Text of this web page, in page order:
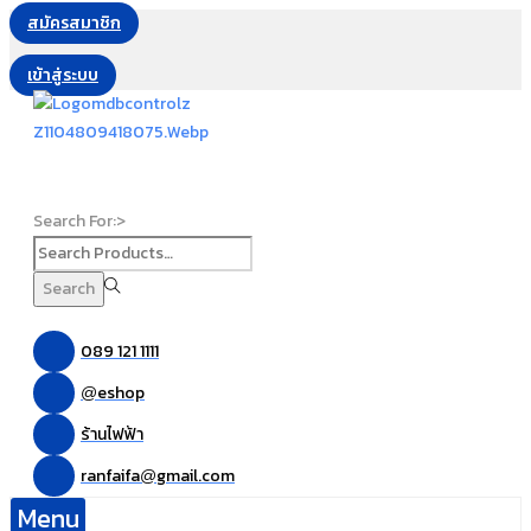
สมัครสมาชิก
เข้าสู่ระบบ
Search For:>
Search
089 121 1111
@eshop
ร้านไฟฟ้า
ranfaifa@gmail.com
Menu